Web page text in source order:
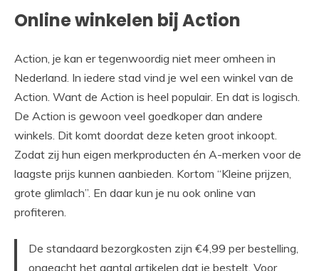
Online winkelen bij Action
Action, je kan er tegenwoordig niet meer omheen in
Nederland. In iedere stad vind je wel een winkel van de
Action. Want de Action is heel populair. En dat is logisch.
De Action is gewoon veel goedkoper dan andere
winkels. Dit komt doordat deze keten groot inkoopt.
Zodat zij hun eigen merkproducten én A-merken voor de
laagste prijs kunnen aanbieden. Kortom “Kleine prijzen,
grote glimlach”. En daar kun je nu ook online van
profiteren.
De standaard bezorgkosten zijn €4,99 per bestelling,
ongeacht het aantal artikelen dat je bestelt. Voor